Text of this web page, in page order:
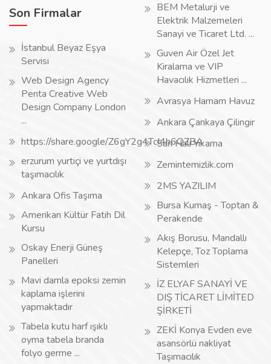
Son Firmalar
İstanbul Beyaz Eşya
Servisi
Web Design Agency
Penta Creative Web
Design Company London
...
https://share.google/Z6gY2g4TcI4h6QZBA
erzurum yurtiçi ve yurtdışı
taşımacılık
Ankara Ofis Taşıma
Amerikan Kültür Fatih Dil
Kursu
Oskay Enerji Güneş
Panelleri
Mavi damla epoksi zemin
kaplama işlerini
yapmaktadır
Tabela kutu harf ışıklı
oyma tabela branda
folyo germe ...
BEM Metalurji ve
Elektrik Malzemeleri
Sanayi ve Ticaret Ltd. ...
Guven Air Özel Jet
Kiralama ve VIP
Havacılık Hizmetleri ...
Avrasya Hamam Havuz
Ankara Çankaya Çilingir
Sarı Halı Yıkama
Zemintemizlik.com
2MS YAZILIM
Bursa Kumaş - Toptan &
Perakende
Akış Borusu, Mandallı
Kelepçe, Toz Toplama
Sistemleri
İZ ELYAF SANAYİ VE
DIŞ TİCARET LİMİTED
ŞİRKETİ
ZEKİ Konya Evden eve
asansörlü nakliyat
Taşımacılık